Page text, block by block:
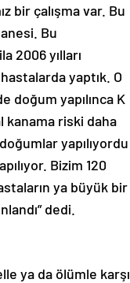
bir çalışma var. Bu
Bu
2006 yılları
yaptık. O
doğum yapılınca K
kanama riski daha
yapılıyordu
Bizim 120
ya büyük bir
dedi.
ya da ölümle karşı